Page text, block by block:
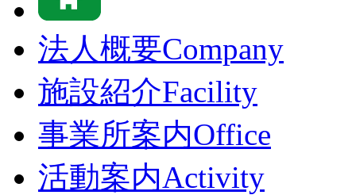
法人概要Company
施設紹介Facility
事業所案内Office
活動案内Activity